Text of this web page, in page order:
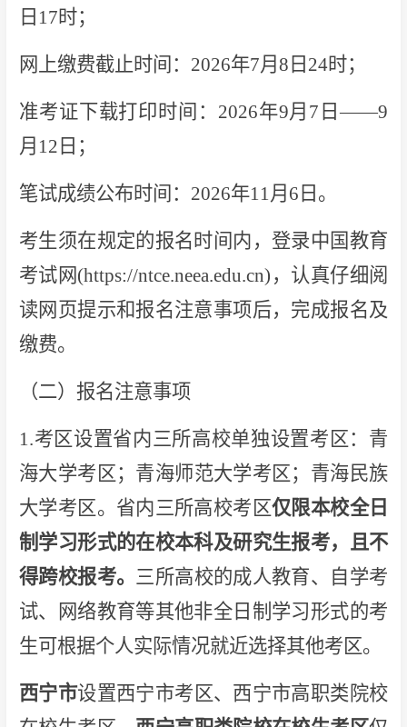
日17时；
网上缴费截止时间：2026年7月8日24时；
准考证下载打印时间：2026年9月7日——9
月12日；
笔试成绩公布时间：2026年11月6日。
考生须在规定的报名时间内，登录中国教育
考试网(https://ntce.neea.edu.cn)，认真仔细阅
读网页提示和报名注意事项后，完成报名及
缴费。
（二）报名注意事项
1.考区设置省内三所高校单独设置考区：青
海大学考区；青海师范大学考区；青海民族
大学考区。省内三所高校考区仅限本校全日
制学习形式的在校本科及研究生报考，且不
得跨校报考。 三所高校的成人教育、自学考
试、网络教育等其他非全日制学习形式的考
生可根据个人实际情况就近选择其他考区。
西宁市设置西宁市考区、西宁市高职类院校